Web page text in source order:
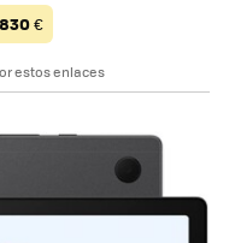
830€
estos enlaces